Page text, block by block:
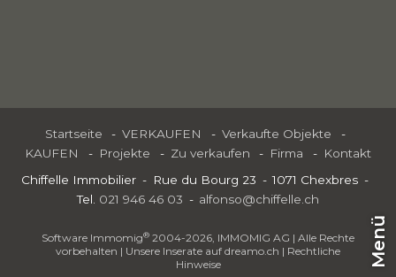
Menü
Startseite VERKAUFEN
Verkaufte Objekte
KAUFEN
Projekte Zu verkaufen Firma
Kontakt
Chiffelle Immobilier
Rue du Bourg 23
1071 Chexbres
Tel. 021 946 46 03 alfonso@chiffelle.ch
Software Immomig® 2004-2026, IMMOMIG AG | Alle Rechte
vorbehalten | Unsere Inserate auf dreamo.ch | Rechtliche
Hinweise